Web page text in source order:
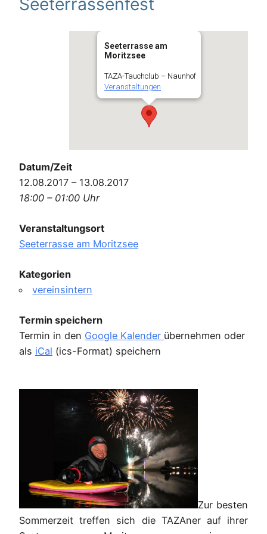
Seeterrasse am
Moritzsee
TAZA-Tauchclub – Naunhof
Veranstaltungen
Datum/Zeit
12.08.2017 – 13.08.2017
18:00 – 01:00 Uhr
Veranstaltungsort
Seeterrasse am Moritzsee
Kategorien
vereinsintern
Termin speichern
Termin in den Google Kalender übernehmen oder
als iCal (ics-Format) speichern
Zur besten
Sommerzeit treffen sich die TAZAner auf ihrer